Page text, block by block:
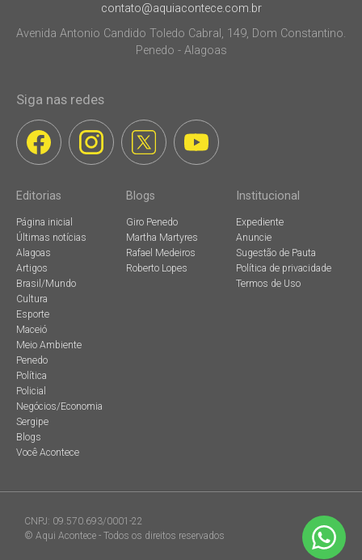
contato@aquiacontece.com.br
Avenida Antonio Candido Toledo Cabral, 149, Dom Constantino.
Penedo - Alagoas
Siga nas redes
Editorias
Página inicial
Últimas notícias
Alagoas
Artigos
Brasil/Mundo
Cultura
Esporte
Maceió
Meio Ambiente
Penedo
Política
Policial
Negócios/Economia
Sergipe
Blogs
Você Acontece
Blogs
Giro Penedo
Martha Martyres
Rafael Medeiros
Roberto Lopes
Institucional
Expediente
Anuncie
Sugestão de Pauta
Política de privacidade
Termos de Uso
CNPJ: 09.570.693/0001-22
© Aqui Acontece - Todos os direitos reservados